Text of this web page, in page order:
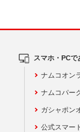
スマホ・PCで
ナムコオン
ナムコパー
ガシャポン
公式スマー